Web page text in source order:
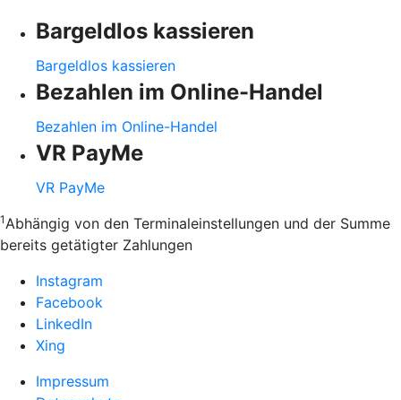
Bargeldlos kassieren
Bargeldlos kassieren
Bezahlen im Online-Handel
Bezahlen im Online-Handel
VR PayMe
VR PayMe
1Abhängig von den Terminaleinstellungen und der Summe
bereits getätigter Zahlungen
Instagram
Facebook
LinkedIn
Xing
Impressum